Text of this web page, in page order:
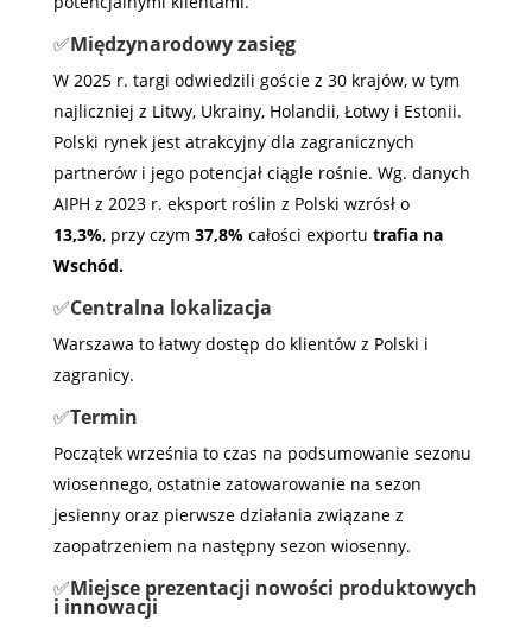
✅Międzynarodowy zasięg
W 2025 r. targi odwiedzili goście z 30 krajów, w tym
najliczniej z Litwy, Ukrainy, Holandii, Łotwy i Estonii.
Polski rynek jest atrakcyjny dla zagranicznych
partnerów i jego potencjał ciągle rośnie. Wg. danych
AIPH z 2023 r. eksport roślin z Polski wzrósł o
13,3%, przy czym 37,8% całości exportu trafia na
Wschód.
✅Centralna lokalizacja
Warszawa to łatwy dostęp do klientów z Polski i
zagranicy.
✅Termin
Początek września to czas na podsumowanie sezonu
wiosennego, ostatnie zatowarowanie na sezon
jesienny oraz pierwsze działania związane z
zaopatrzeniem na następny sezon wiosenny.
✅Miejsce prezentacji nowości produktowych
i innowacji